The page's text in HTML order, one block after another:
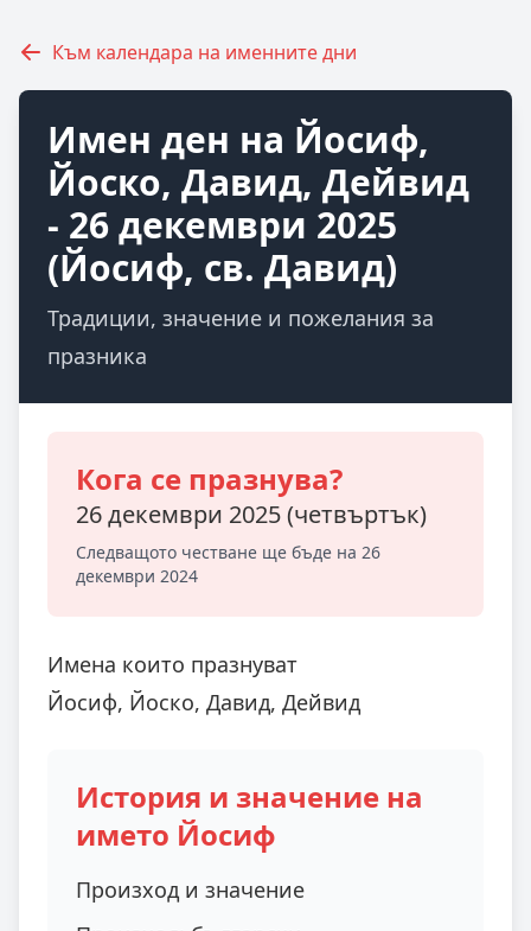
Към календара на именните дни
Имен ден на Йосиф,
Йоско, Давид, Дейвид
- 26 декември 2025
(Йосиф, св. Давид)
Традиции, значение и пожелания за
празника
Кога се празнува?
26 декември 2025 (четвъртък)
Следващото честване ще бъде на 26
декември 2024
Имена които празнуват
Йосиф, Йоско, Давид, Дейвид
История и значение на
името Йосиф
Произход и значение